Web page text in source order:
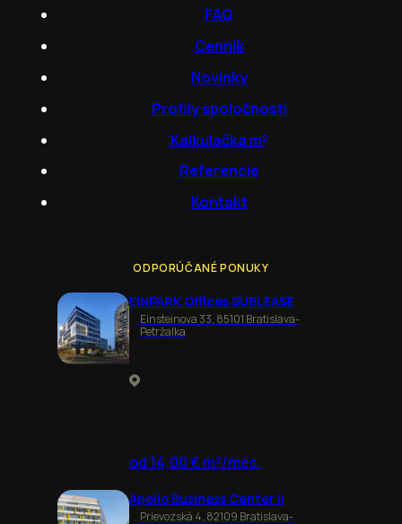
FAQ
Cenník
Novinky
Profily spoločností
Kalkulačka m²
Referencie
Kontakt
ODPORÚČANÉ PONUKY
EINPARK Offices SUBLEASE
Einsteinova 33, 85101 Bratislava-
Petržalka
od 14,00 € m²/mes.
Apollo Business Center II
Prievozská 4, 82109 Bratislava-